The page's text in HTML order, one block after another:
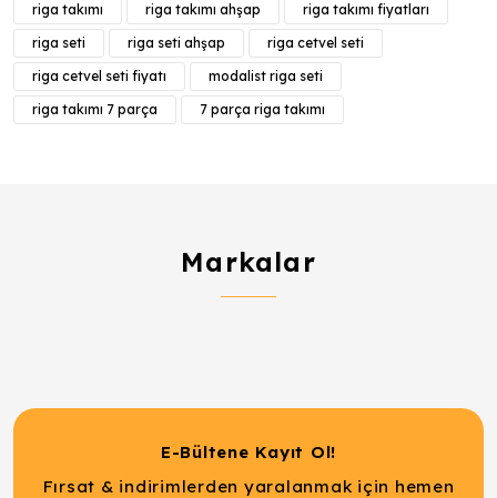
riga takımı
riga takımı ahşap
riga takımı fiyatları
riga seti
riga seti ahşap
riga cetvel seti
riga cetvel seti fiyatı
modalist riga seti
riga takımı 7 parça
7 parça riga takımı
Markalar
E-Bültene Kayıt Ol!
Fırsat & indirimlerden yaralanmak için hemen